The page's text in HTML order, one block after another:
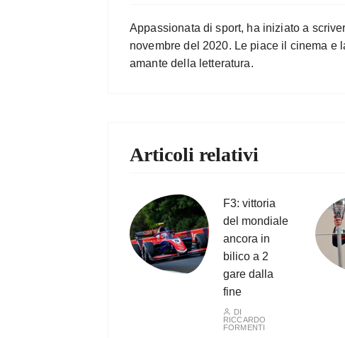
Appassionata di sport, ha iniziato a
novembre del 2020. Le piace il cinema e
amante della letteratura.
Articoli relativi
F3: vittoria
del mondiale
ancora in
bilico a 2
gare dalla
fine
DI
RICCARDO
FORMENTI